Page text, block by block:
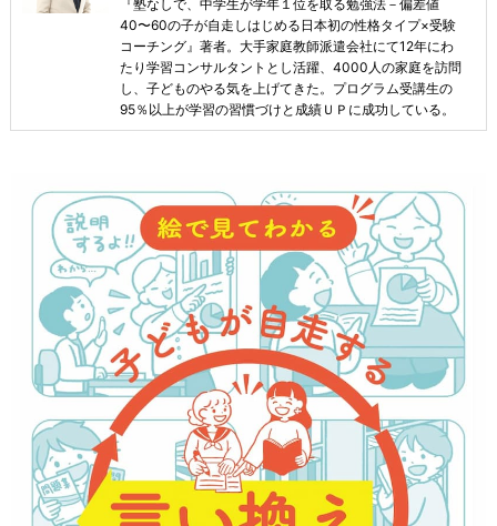
『塾なしで、中学生が学年１位を取る勉強法－偏差値
40〜60の子が自走しはじめる日本初の性格タイプ×受験
コーチング』著者。大手家庭教師派遣会社にて12年にわ
たり学習コンサルタントとし活躍、4000人の家庭を訪問
し、子どものやる気を上げてきた。プログラム受講生の
95％以上が学習の習慣づけと成績ＵＰに成功している。